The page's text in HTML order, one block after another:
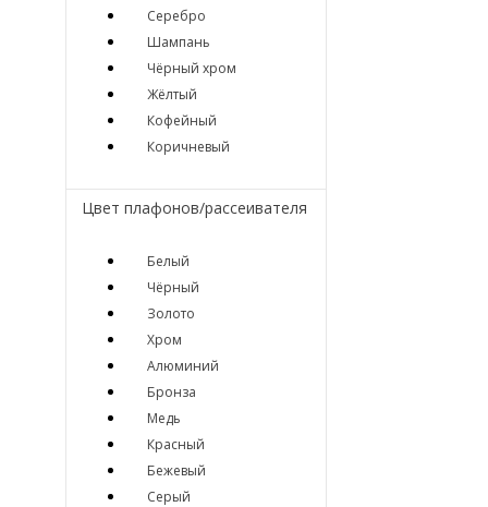
Серебро
Шампань
Чёрный хром
Жёлтый
Кофейный
Коричневый
Цвет плафонов/рассеивателя
Белый
Чёрный
Золото
Хром
Алюминий
Бронза
Медь
Красный
Бежевый
Серый